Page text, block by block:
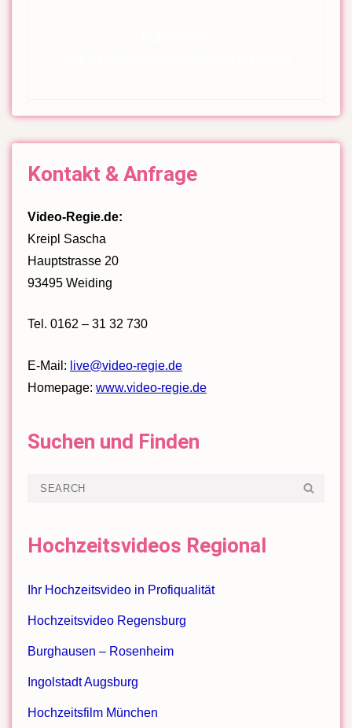
Kontakt & Anfrage
Video-Regie.de:
Kreipl Sascha
Hauptstrasse 20
93495 Weiding
Tel. 0162 – 31 32 730
E-Mail: live@video-regie.de
Homepage: www.video-regie.de
Suchen und Finden
Search
Hochzeitsvideos Regional
Ihr Hochzeitsvideo in Profiqualität
Hochzeitsvideo Regensburg
Burghausen – Rosenheim
Ingolstadt Augsburg
Hochzeitsfilm München